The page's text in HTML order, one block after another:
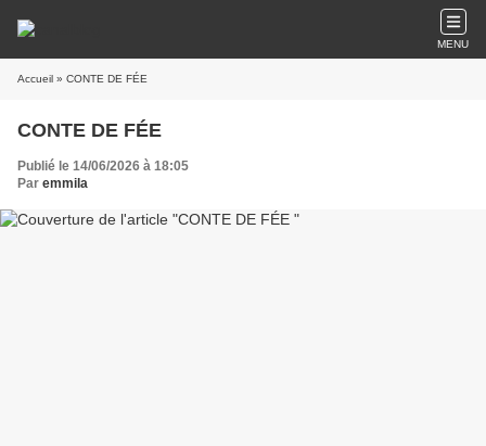
MENU
Accueil » CONTE DE FÉE
CONTE DE FÉE
Publié le 14/06/2026 à 18:05
Par emmila